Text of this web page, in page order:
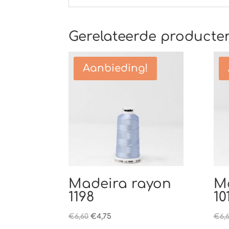
Gerelateerde
Aanbieding!
Madeira rayon
1198
€6,60 Oorspronkelijke
€4,75 €